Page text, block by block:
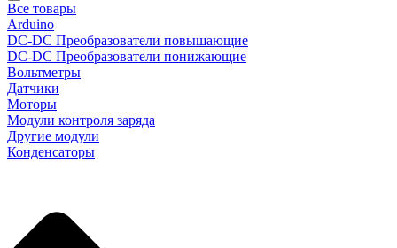
Все товары
Arduino
DC-DC Преобразователи повышающие
DC-DC Преобразователи понижающие
Вольтметры
Датчики
Моторы
Модули контроля заряда
Другие модули
Конденсаторы